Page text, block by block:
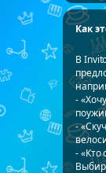
Как
В
-
-
- «Кто